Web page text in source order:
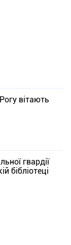
вітають
гвардії
бібліотеці